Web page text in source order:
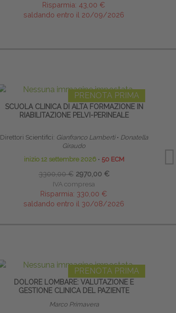
Risparmia: 43,00 €
saldando entro il 20/09/2026
PRENOTA PRIMA
SCUOLA CLINICA DI ALTA FORMAZIONE IN
RIABILITAZIONE PELVI-PERINEALE
Direttori Scientifici: Gianfranco Lamberti ∙ Donatella
Giraudo
inizio 12 settembre 2026 ∙ 50 ECM
3300,00 € 2970,00 €
IVA compresa
Risparmia: 330,00 €
saldando entro il 30/08/2026
PRENOTA PRIMA
DOLORE LOMBARE: VALUTAZIONE E
GESTIONE CLINICA DEL PAZIENTE
Marco Primavera